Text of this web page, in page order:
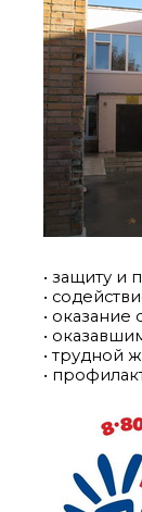
• защиту и
•
•
•
• трудной
•